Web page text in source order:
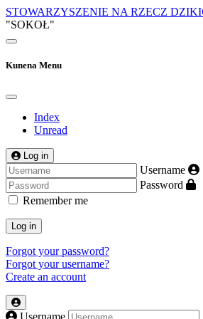
STOWARZYSZENIE NA RZECZ
"SOKOŁ"
Kunena Menu
Index
Unread
Log in
Username
Password
Remember me
Log in
Forgot your password?
Forgot your username?
Create an account